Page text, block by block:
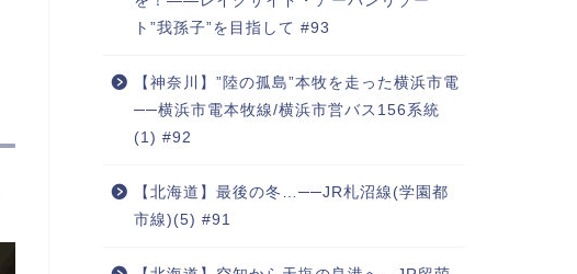
ト”我孫子”を目指して #93
【神奈川】”陸の孤島”本牧を走った横浜市電
──横浜市電本牧線/横浜市営バス156系統
(1) #92
【北海道】最後の冬…──JR札沼線(学園都
市線)(5) #91